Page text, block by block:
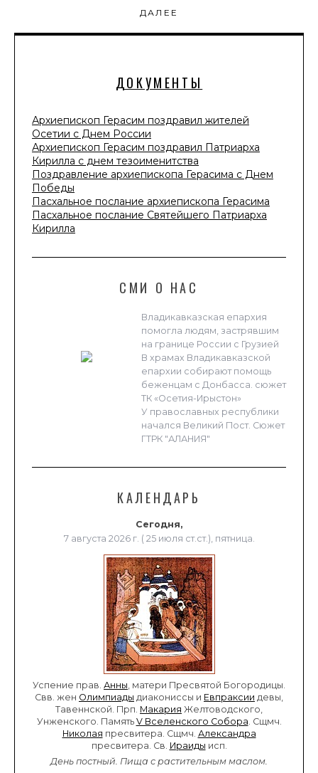
ДОКУМЕНТЫ
Архиепископ Герасим поздравил жителей
Осетии с Днем России
Архиепископ Герасим поздравил Патриарха
Кирилла с днем тезоименитства
Поздравление архиепископа Герасима с Днем
Победы
Пасхальное послание архиепископа Герасима
Пасхальное послание Святейшего Патриарха
Кирилла
СМИ О НАС
Владикавказская епархия
помогла людям, застрявшим
на границе России с Грузией
В храмах Владикавказской
епархии собирают помощь
беженцам с Донбасса. сюжет
ТК «Осетия-Ирыстон»
У православных республики
начался Великий Пост. Сюжет
ГТРК "АЛАНИЯ"
КАЛЕНДАРЬ
Сегодня,
7 августа 2026 г. ( 25 июля ст.ст.), пятница.
Успение прав. Анны , матери Пресвятой Богородицы.
Свв. жен Олимпиады диакониссы и Евпраксии девы,
Тавеннской. Прп. Макария Желтоводского,
Унженского. Память V Вселенского Собора . Сщмч.
Николая пресвитера. Сщмч. Александра
пресвитера. Св. Ираиды исп.
День постный. Пища с растительным маслом.
ДАЛЕЕ